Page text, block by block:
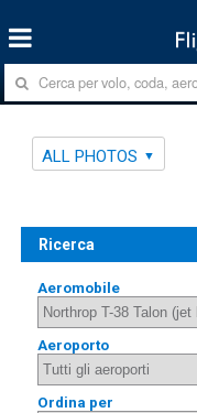
ALL PHOTOS
Ricerca
Aeromobile
Aeroporto
Ordina per